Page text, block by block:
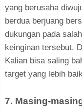
yang berusaha
berdua berjuang
dukungan pada
keinginan tersebut.
Kalian bisa saling
target yang lebih
7. Masing-